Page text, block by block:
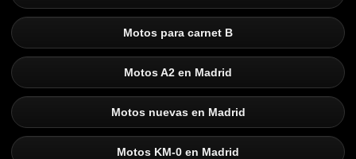
Motos para carnet B
Motos A2 en Madrid
Motos nuevas en Madrid
Motos KM-0 en Madrid